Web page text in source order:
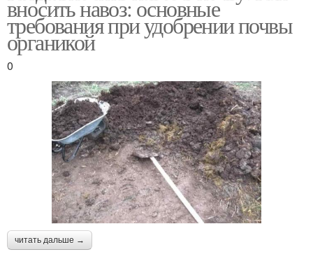
вносить навоз: основные
требования при удобрении почвы
органикой
0
читать дальше →